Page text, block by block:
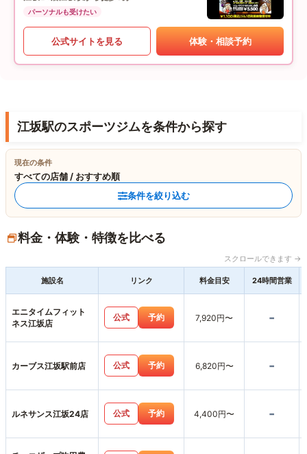
パーソナルも受けたい
公式サイトを見る 体験・相談予約
江坂駅のスポーツジムを条件から探す
現在の条件
すべての店舗 / おすすめ順
条件を絞り込む
料金・体験・特徴を比べる
スクロールできます →
施設名 リンク 料金目安 24時間営業
エニタイムフィット
ネス江坂店
公式 予約 7,920円〜 -
カーブス江坂駅前店 公式 予約 6,820円〜 -
ルネサンス江坂24店 公式 予約 4,400円〜 -